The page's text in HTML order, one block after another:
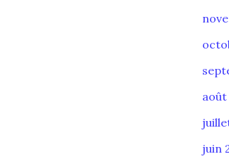
août
juin